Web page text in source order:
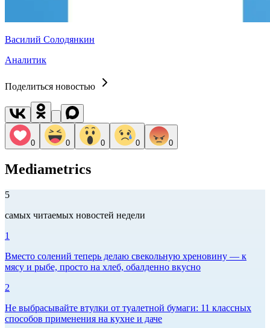
Василий Солодянкин
Аналитик
Поделиться новостью
0 0 0 0 0
Mediametrics
5
самых читаемых новостей недели
1
Вместо солений теперь делаю свекольную хреновину — к
мясу и рыбе, просто на хлеб, обалденно вкусно
2
Не выбрасывайте втулки от туалетной бумаги: 11 классных
способов применения на кухне и даче